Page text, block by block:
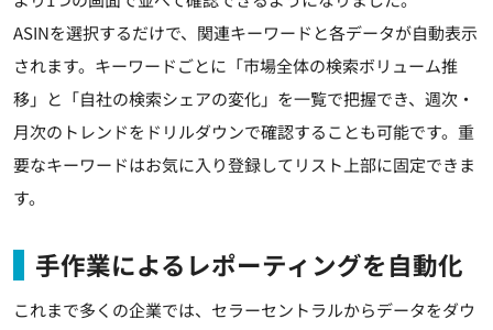
ASINを選択するだけで、関連キーワードと各データが自動表示
されます。キーワードごとに「市場全体の検索ボリューム推
移」と「自社の検索シェアの変化」を一覧で把握でき、週次・
月次のトレンドをドリルダウンで確認することも可能です。重
要なキーワードはお気に入り登録してリスト上部に固定できま
す。
手作業によるレポーティングを自動化
これまで多くの企業では、セラーセントラルからデータをダウ